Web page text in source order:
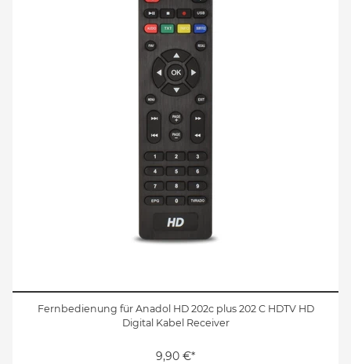
Fernbedienung für Anadol HD 202c plus 202 C HDTV HD
Digital Kabel Receiver
9,90 €*